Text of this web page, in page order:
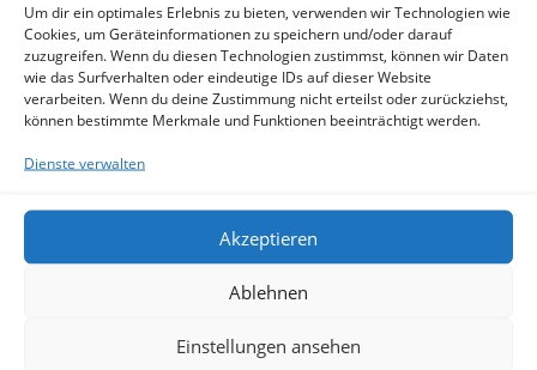
Um dir ein optimales Erlebnis zu bieten, verwenden wir Technologien wie
Cookies, um Geräteinformationen zu speichern und/oder darauf
zuzugreifen. Wenn du diesen Technologien zustimmst, können wir Daten
wie das Surfverhalten oder eindeutige IDs auf dieser Website
verarbeiten. Wenn du deine Zustimmung nicht erteilst oder zurückziehst,
können bestimmte Merkmale und Funktionen beeinträchtigt werden.
Dienste verwalten
Akzeptieren
Ablehnen
Einstellungen ansehen
vonmike01|10. Nov 2015
Krankenfahrten: Informieren Sie sich hier über die
Möglichkeiten bei Krankenfahrten und
Fahrt in das Krankenhaus mit uns durchzuführen.